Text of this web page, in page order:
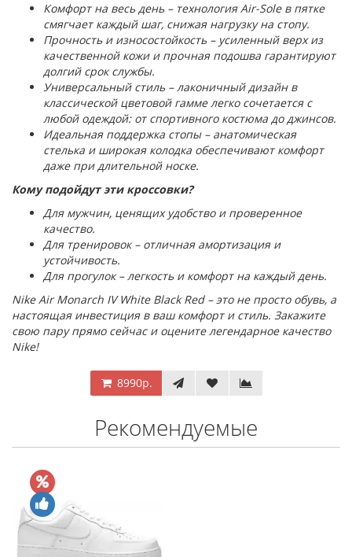
Комфорт на весь день – технология Air-Sole в пятке
смягчает каждый шаг, снижая нагрузку на стопу.
Прочность и износостойкость – усиленный верх из
качественной кожи и прочная подошва гарантируют
долгий срок службы.
Универсальный стиль – лаконичный дизайн в
классической цветовой гамме легко сочетается с
любой одеждой: от спортивного костюма до джинсов.
Идеальная поддержка стопы – анатомическая
стелька и широкая колодка обеспечивают комфорт
даже при длительной носке.
Кому подойдут эти кроссовки?
Для мужчин, ценящих удобство и проверенное
качество.
Для тренировок – отличная амортизация и
устойчивость.
Для прогулок – легкость и комфорт на каждый день.
Nike Air Monarch IV White Black Red – это не просто обувь, а
настоящая инвестиция в ваш комфорт и стиль. Закажите
свою пару прямо сейчас и оцените легендарное качество
Nike!
8990р.
Рекомендуемые